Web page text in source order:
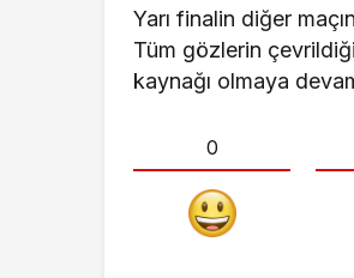
Yarı finalin diğer
Tüm gözlerin
kaynağı olmaya
0